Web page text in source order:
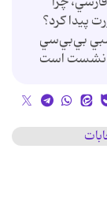
پيدا کرد؟
بي‌بي‌سي
نشست است